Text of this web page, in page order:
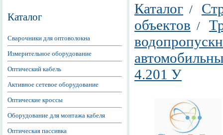
Каталог
Сварочники для оптоволокна
Измерительное оборудование
Оптический кабель
Активное сетевое оборудование
Оптические кроссы
Оборудование для монтажа кабеля
Оптическая пассивка
Каталог /
объектов /
4.201 У